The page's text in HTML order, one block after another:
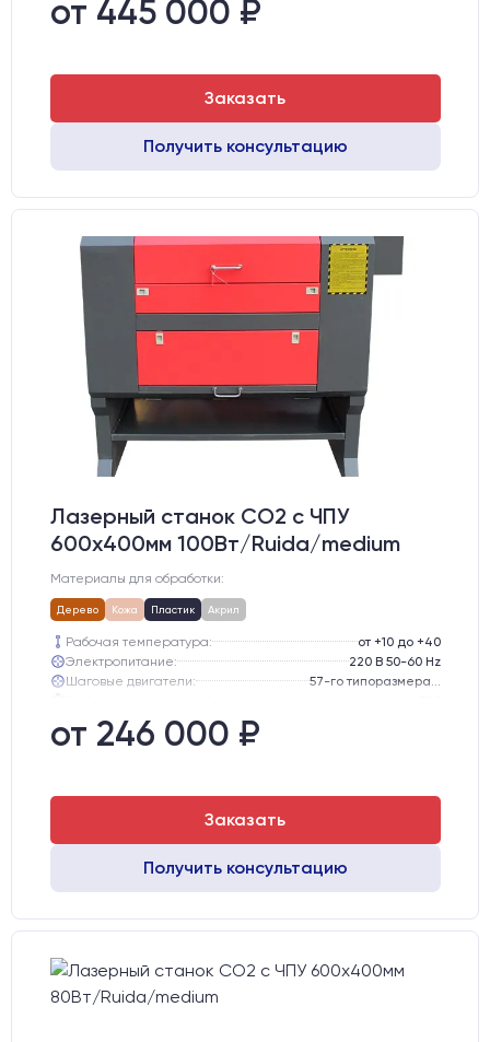
от 445 000 ₽
Заказать
Получить консультацию
Лазерный станок CO2 c ЧПУ
600х400мм 100Вт/Ruida/medium
Материалы для обработки:
Дерево Кожа Пластик Акрил
Рабочая температура:
от +10 до +40
Электропитание:
220 В 50-60 Hz
Шаговые двигатели:
Направляющие оси Y:
Направляющие оси Х:
от 246 000 ₽
Заказать
Получить консультацию